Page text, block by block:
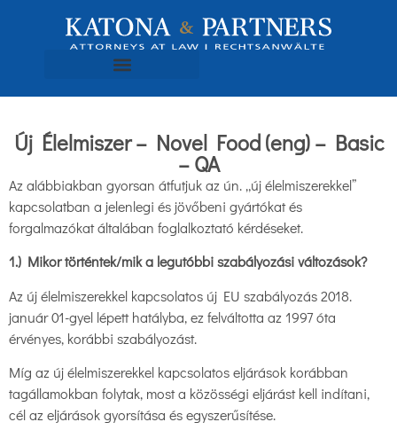
Új Élelmiszer – Novel Food (eng) – Basic
– QA
Az alábbiakban gyorsan átfutjuk az ún. „új élelmiszerekkel”
kapcsolatban a jelenlegi és jövőbeni gyártókat és
forgalmazókat általában foglalkoztató kérdéseket.
1.) Mikor történtek/mik a legutóbbi szabályozási változások?
Az új élelmiszerekkel kapcsolatos új EU szabályozás 2018.
január 01-gyel lépett hatályba, ez felváltotta az 1997 óta
érvényes, korábbi szabályozást.
Míg az új élelmiszerekkel kapcsolatos eljárások korábban
tagállamokban folytak, most a közösségi eljárást kell indítani,
cél az eljárások gyorsítása és egyszerűsítése.